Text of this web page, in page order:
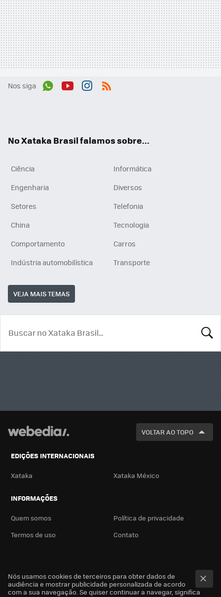
Nos siga
No Xataka Brasil falamos sobre...
Ciência
Informática
Engenharia
Diversos
Setores
Telefonia
China
Tecnologia
Comportamento
Carros
Indústria automobilística
Transporte
VEJA MAIS TEMAS
VOLTAR AO TOPO
EDIÇÕES INTERNACIONAIS
Xataka Xataka México
INFORMAÇÕES
Quem somos
Política de privacidade
Termos de uso
Contato
Nós usamos cookies de terceiros para obter dados de
audiência e mostrar publicidade personalizada de acordo
com a sua navegação. Se quiser continuar a navegar, significa